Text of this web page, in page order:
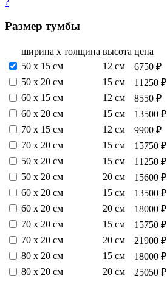
?
Размер тумбы
ширина х толщина высота цена
50 х 15 см
12 см
6750 ₽
50 х 20 см
15 см
11250 ₽
60 х 15 см
12 см
8550 ₽
60 х 20 см
15 см
13500 ₽
70 х 15 см
12 см
9900 ₽
70 х 20 см
15 см
15750 ₽
50 х 20 см
15 см
11250 ₽
50 х 20 см
20 см
15600 ₽
60 х 20 см
15 см
13500 ₽
60 х 20 см
20 см
18000 ₽
70 х 20 см
15 см
15750 ₽
70 х 20 см
20 см
21900 ₽
80 х 20 см
15 см
18000 ₽
80 х 20 см
20 см
25050 ₽